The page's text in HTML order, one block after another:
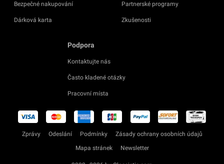
Bezpečné nakupování
Dárková karta
Partnerské programy
Zkušenosti
Podpora
Kontaktujte nás
Často kladené otázky
Pracovní místa
Zprávy Odeslání Podmínky
Zásady ochrany osobních údajů
Mapa stránek
Newsletter